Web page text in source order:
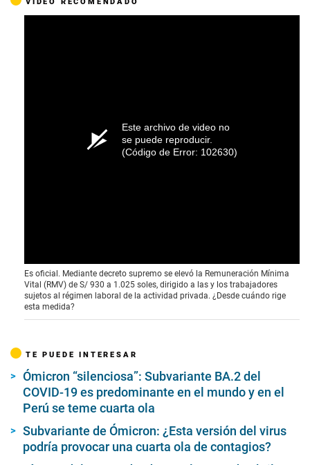
Este archivo de video no
se puede reproducir.
(Código de Error: 102630)
Es oficial. Mediante decreto supremo se elevó la Remuneración Mínima
Vital (RMV) de S/ 930 a 1.025 soles, dirigido a las y los trabajadores
sujetos al régimen laboral de la actividad privada. ¿Desde cuándo rige
esta medida?
TE PUEDE INTERESAR
Ómicron “silenciosa”: Subvariante BA.2 del
COVID-19 es predominante en el mundo y en el
Perú se teme cuarta ola
Subvariante de Ómicron: ¿Esta versión del virus
podría provocar una cuarta ola de contagios?